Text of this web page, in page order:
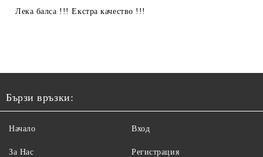
Лека балса !!! Екстра качество !!!
Бързи връзки:
Начало
За Нас
Вход
Регистрация